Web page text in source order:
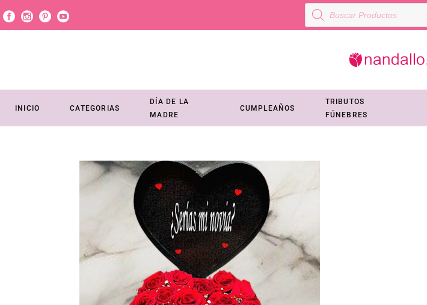
Búsqueda
productos
INICIO CATEGORIAS
DÍA DE LA
MADRE
CUMPLEAÑOS
TRIBUTOS
FÚNEBRES